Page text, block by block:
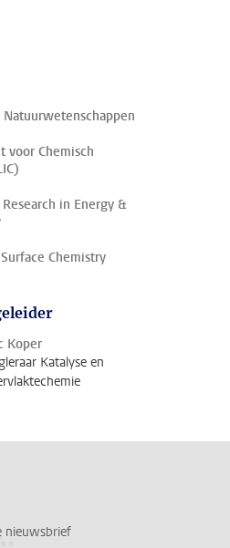
voor Chemisch
in Energy &
Chemistry
Koper
Katalyse en
nieuwsbrief